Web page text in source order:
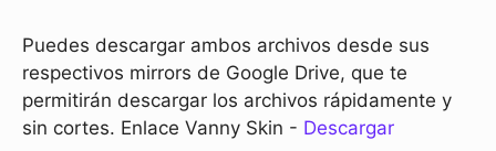
Puedes descargar ambos archivos desde sus
respectivos mirrors de Google Drive, que te
permitirán descargar los archivos rápidamente y
sin cortes. Enlace Vanny Skin - Descargar